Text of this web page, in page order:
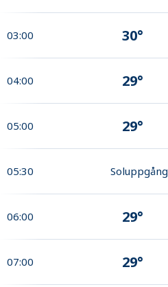
03:00 30°
04:00 29°
05:00 29°
05:30 Soluppgång
06:00 29°
07:00 29°